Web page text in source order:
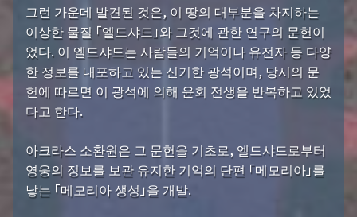
그런 가운데 발견된 것은, 이 땅의 대부분을 차지하는
이상한 물질 「엘드샤드」와 그것에 관한 연구의 문헌이
었다. 이 엘드샤드는 사람들의 기억이나 유전자 등 다양
한 정보를 내포하고 있는 신기한 광석이며, 당시의 문
헌에 따르면 이 광석에 의해 윤회 전생을 반복하고 있었
다고 한다.
아크라스 소환원은 그 문헌을 기초로, 엘드샤드로부터
영웅의 정보를 보관 유지한 기억의 단편 「메모리아」를
낳는 「메모리아 생성」을 개발.